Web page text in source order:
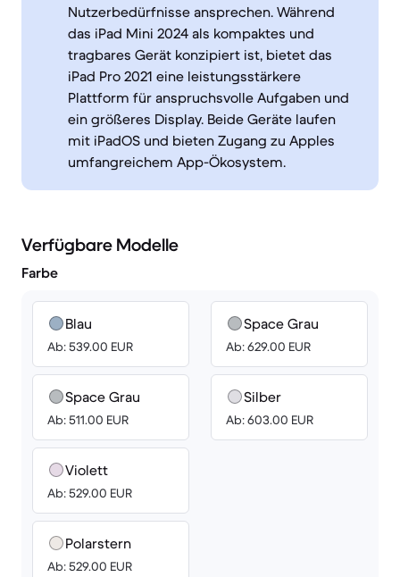
Nutzerbedürfnisse ansprechen. Während
das iPad Mini 2024 als kompaktes und
tragbares Gerät konzipiert ist, bietet das
iPad Pro 2021 eine leistungsstärkere
Plattform für anspruchsvolle Aufgaben und
ein größeres Display. Beide Geräte laufen
mit iPadOS und bieten Zugang zu Apples
umfangreichem App-Ökosystem.
Verfügbare Modelle
Farbe
Blau
Ab: 539.00 EUR
Space Grau
Ab: 511.00 EUR
Violett
Ab: 529.00 EUR
Polarstern
Ab: 529.00 EUR
Space Grau
Ab: 629.00 EUR
Silber
Ab: 603.00 EUR